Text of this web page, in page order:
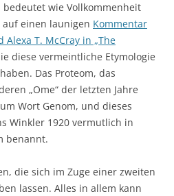
bedeutet wie Vollkommenheit
auf einen launigen Kommentar
Alexa T. McCray in „The
diese vermeintliche Etymologie
Das Proteom, das
„Ome“ der letzten Jahre
Wort Genom, und dieses
Winkler 1920 vermutlich in
benannt.
die sich im Zuge einer zweiten
lassen. Alles in allem kann